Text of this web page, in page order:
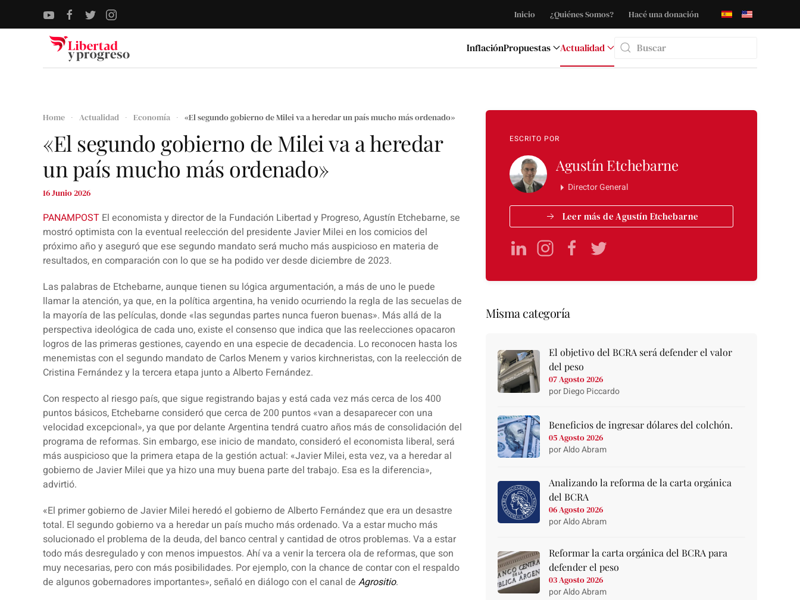
Skip to main content
Inicio ¿Quiénes Somos? Hacé una donación
InflaciónPropuestas
Actualidad
Type 2 or more characters for results.
Home Actualidad Economía «El segundo gobierno de Milei va a heredar un país mucho más ordenado»
«El segundo gobierno de Milei va a heredar
un país mucho más ordenado»
16 Junio 2026
PANAMPOST El economista y director de la Fundación Libertad y Progreso, Agustín Etchebarne, se
mostró optimista con la eventual reelección del presidente Javier Milei en los comicios del
próximo año y aseguró que ese segundo mandato será mucho más auspicioso en materia de
resultados, en comparación con lo que se ha podido ver desde diciembre de 2023.
Las palabras de Etchebarne, aunque tienen su lógica argumentación, a más de uno le puede
llamar la atención, ya que, en la política argentina, ha venido ocurriendo la regla de las secuelas de
la mayoría de las películas, donde «las segundas partes nunca fueron buenas». Más allá de la
perspectiva ideológica de cada uno, existe el consenso que indica que las reelecciones opacaron
logros de las primeras gestiones, cayendo en una especie de decadencia. Lo reconocen hasta los
menemistas con el segundo mandato de Carlos Menem y varios kirchneristas, con la reelección de
Cristina Fernández y la tercera etapa junto a Alberto Fernández.
Con respecto al riesgo país, que sigue registrando bajas y está cada vez más cerca de los 400
puntos básicos, Etchebarne consideró que cerca de 200 puntos «van a desaparecer con una
velocidad excepcional», ya que por delante Argentina tendrá cuatro años más de consolidación del
programa de reformas. Sin embargo, ese inicio de mandato, consideró el economista liberal, será
más auspicioso que la primera etapa de la gestión actual: «Javier Milei, esta vez, va a heredar al
gobierno de Javier Milei que ya hizo una muy buena parte del trabajo. Esa es la diferencia»,
advirtió.
«El primer gobierno de Javier Milei heredó el gobierno de Alberto Fernández que era un desastre
total. El segundo gobierno va a heredar un país mucho más ordenado. Va a estar mucho más
solucionado el problema de la deuda, del banco central y cantidad de otros problemas. Va a estar
todo más desregulado y con menos impuestos. Ahí va a venir la tercera ola de reformas, que son
muy necesarias, pero con más posibilidades. Por ejemplo, con la chance de contar con el respaldo
de algunos gobernadores importantes», señaló en diálogo con el canal de Agrositio.
ESCRITO POR
Agustín Etchebarne
Director General
Leer más de Agustín Etchebarne
Misma categoría
El objetivo del BCRA será defender el valor
del peso
07 Agosto 2026
por Diego Piccardo
Beneficios de ingresar dólares del colchón.
05 Agosto 2026
por Aldo Abram
Analizando la reforma de la carta orgánica
del BCRA
06 Agosto 2026
por Aldo Abram
Reformar la carta orgánica del BCRA para
defender el peso
03 Agosto 2026
por Aldo Abram